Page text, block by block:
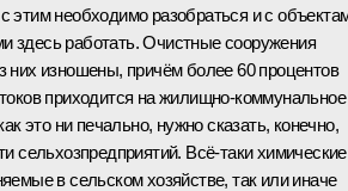
этим необходимо разобраться и с
здесь работать. Очистные сооружения
них изношены, причём более 60 процентов
приходится на жилищно-коммунальное
это ни печально, нужно сказать, конечно,
сельхозпредприятий. Всё‑таки химические
в сельском хозяйстве, так или иначе